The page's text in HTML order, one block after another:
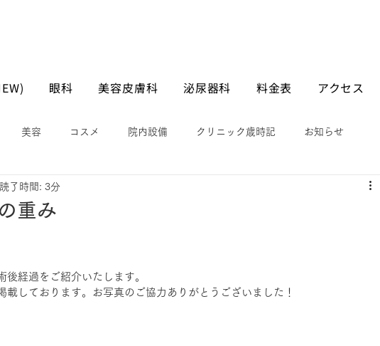
眼科 美容皮膚科 泌尿器科 料金表 アクセス
美容 コスメ 院内設備 クリニック歳時記 お知らせ
重み
読了時間: 3分
経過をご紹介いたします。
載しております。お写真のご協力ありがとうございました！